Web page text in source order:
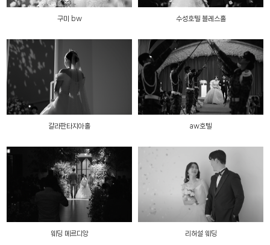
구미 bw 수성호텔 블레스홀
갈라판타지아홀 aw호텔
웨딩 메르디앙 리허설 웨딩